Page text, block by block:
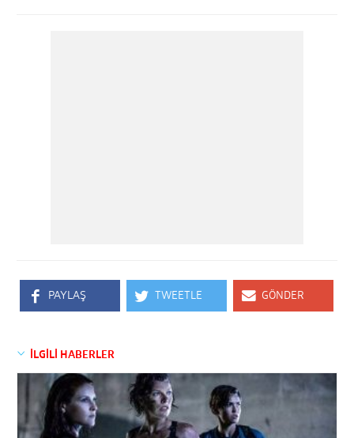
PAYLAŞ TWEETLE GÖNDER
İLGİLİ HABERLER